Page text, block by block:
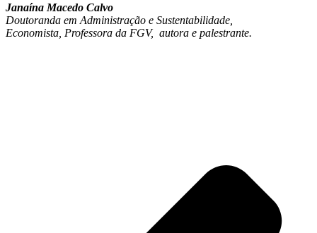
Janaína Macedo Calvo
Doutoranda em Administração e Sustentabilidade,
Economista, Professora da FGV, autora e palestrante.